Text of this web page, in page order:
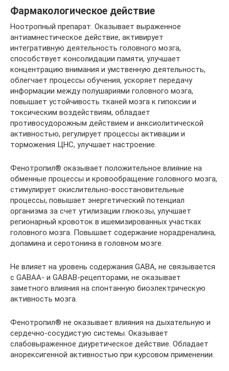
Фармакологическое действие
Ноотропный препарат. Оказывает выраженное
антиамнестическое действие, активирует
интегративную деятельность головного мозга,
способствует консолидации памяти, улучшает
концентрацию внимания и умственную деятельность,
облегчает процессы обучения, ускоряет передачу
информации между полушариями головного мозга,
повышает устойчивость тканей мозга к гипоксии и
токсическим воздействиям, обладает
противосудорожным действием и анксиолитической
активностью, регулирует процессы активации и
торможения ЦНС, улучшает настроение.
Фенотропил® оказывает положительное влияние на
обменные процессы и кровообращение головного мозга,
стимулирует окислительно-восстановительные
процессы, повышает энергетический потенциал
организма за счет утилизации глюкозы, улучшает
регионарный кровоток в ишемизированных участках
головного мозга. Повышает содержание норадреналина,
допамина и серотонина в головном мозге.
Не влияет на уровень содержания GABA, не связывается
с GABAA- и GABAВ-рецепторами, не оказывает
заметного влияния на спонтанную биоэлектрическую
активность мозга.
Фенотропил® не оказывает влияния на дыхательную и
сердечно-сосудистую системы. Оказывает
слабовыраженное диуретическое действие. Обладает
анорексигенной активностью при курсовом применении.